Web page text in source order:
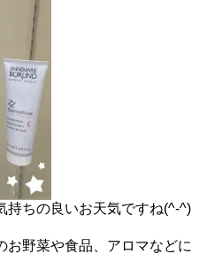
持ちの良いお天気ですね(^-^)
お野菜や食品、アロマなどに